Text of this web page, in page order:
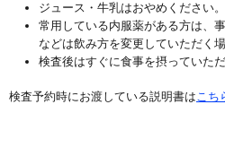
ジュース・牛乳はおやめください。
常用している内服薬がある方は、
などは飲み方を変更していただく場
検査後はすぐに食事を摂っていた
検査予約時にお渡している説明書はこち